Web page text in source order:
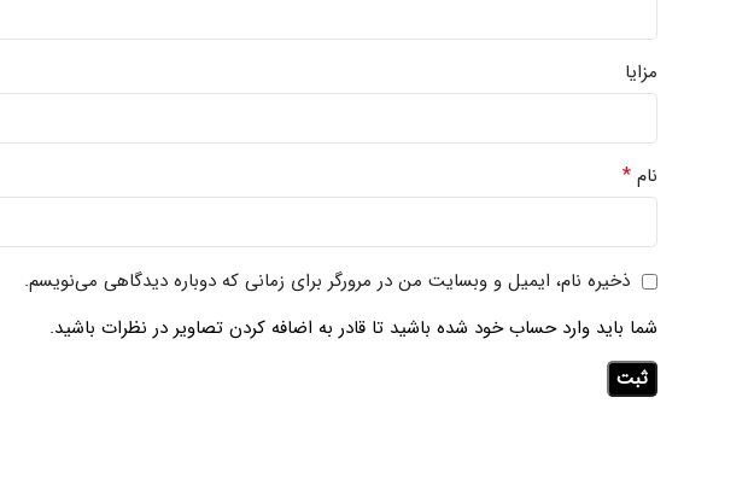
مزایا
نام *
ذخیره نام، ایمیل و وبسایت من در مرورگر برای زمانی که دوباره دیدگاهی می‌نویسم.
شما باید وارد حساب خود شده باشید تا قادر به اضافه کردن تصاویر در نظرات باشید.